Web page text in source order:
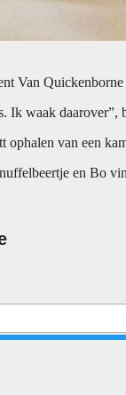
Van
Ik waak daarover”,
ophalen van een
en Bo